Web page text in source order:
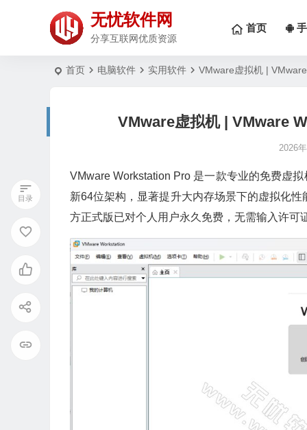
无忧软件网
分享互联网优质资源
首页
首页 电脑软件 实用软件 VMware虚拟机 |
VMware虚拟机 | VMware
2026
VMware Workstation Pro 是一款专业的免费虚
新64位架构，显著提升大内存场景下的虚拟化
方正式版已对个人用户永久免费，无需输入许可